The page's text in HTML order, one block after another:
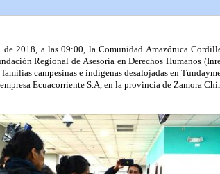
de 2018, a las 09:00, la Comunidad Amazónica
Regional de Asesoría en Derechos Humanos
campesinas e indígenas desalojadas en
Ecuacorriente S.A, en la provincia de Zamora